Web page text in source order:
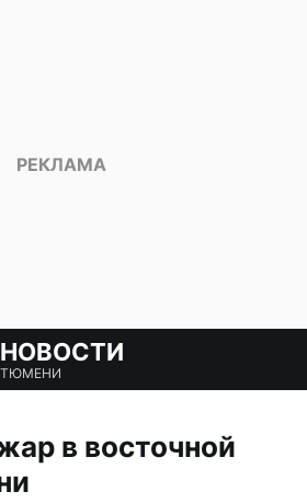
НОВОСТИ
ТЮМЕНИ
в восточной